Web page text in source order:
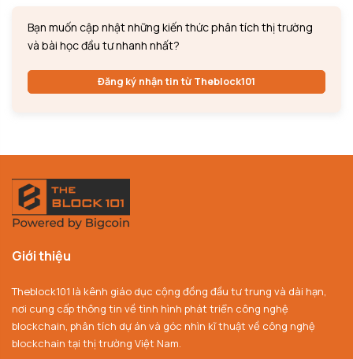
Bạn muốn cập nhật những kiến thức phân tích thị trường
và bài học đầu tư nhanh nhất?
Đăng ký nhận tin từ Theblock101
Giới thiệu
Theblock101 là kênh giáo dục cộng đồng đầu tư trung và dài hạn,
nơi cung cấp thông tin về tình hình phát triển công nghệ
blockchain, phân tích dự án và góc nhìn kĩ thuật về công nghệ
blockchain tại thị trường Việt Nam.